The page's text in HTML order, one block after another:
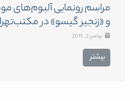
مراسم رونمایی آلبوم‌های
و «زنجیر گیسو» در
نوامبر 3, 2015
بیشتر